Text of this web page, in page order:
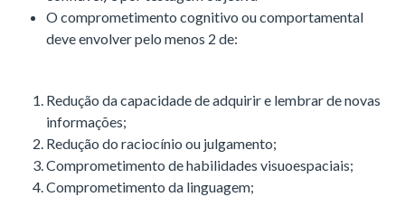
O comprometimento cognitivo ou comportamental
deve envolver pelo menos 2 de:
Redução da capacidade de adquirir e lembrar de novas
informações;
Redução do raciocínio ou julgamento;
Comprometimento de habilidades visuoespaciais;
Comprometimento da linguagem;